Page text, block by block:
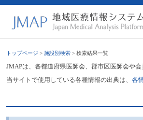
トップページ >施設別検索 > 検索結果一覧
JMAPは、各都道府県医師会、郡市区医師会や
当サイトで使用している各種情報の出典は、各